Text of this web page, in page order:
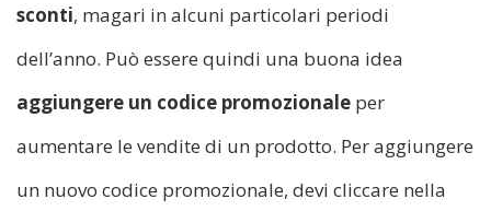
sconti, magari in alcuni particolari periodi
dell’anno. Può essere quindi una buona idea
aggiungere un codice promozionale per
aumentare le vendite di un prodotto. Per aggiungere
un nuovo codice promozionale, devi cliccare nella